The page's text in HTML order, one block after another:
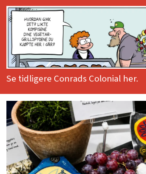
Se tidligere Conrads Colonial her.